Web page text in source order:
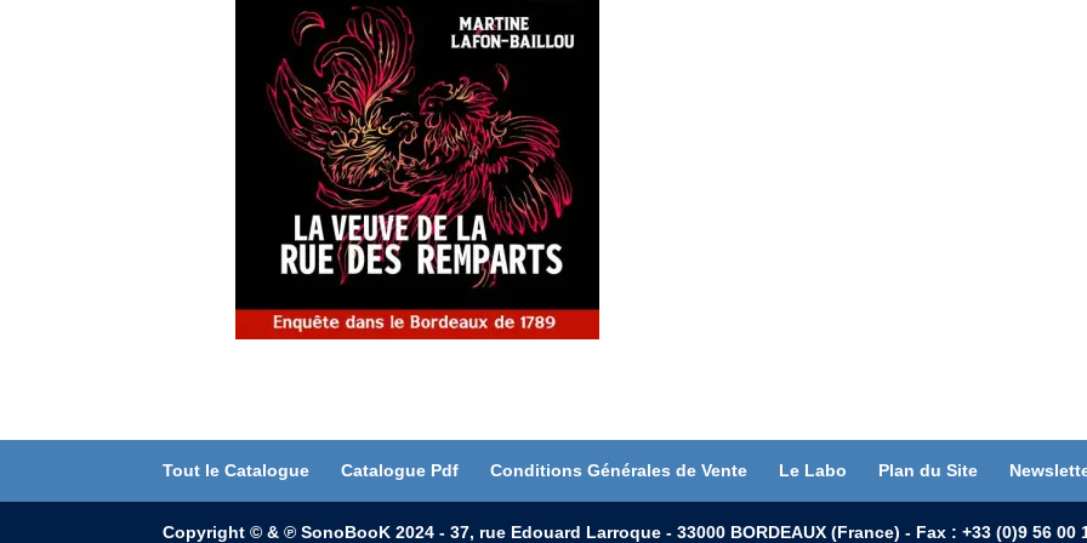
Tout le Catalogue Catalogue Pdf Conditions Générales de Vente Le Labo Plan du Site
Copyright © & ℗ SonoBooK 2024 - 37, rue Edouard Larroque - 33000 BORDEAUX (France) - Fax : +33 (0)9 56